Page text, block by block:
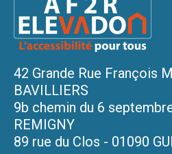
42 Grande Rue François
BAVILLIERS
9b chemin du 6
REMIGNY
89 rue du Clos - 01090